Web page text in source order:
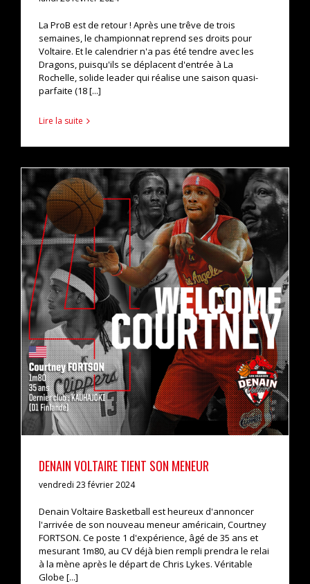
La ProB est de retour ! Après une trêve de trois
semaines, le championnat reprend ses droits pour
Voltaire. Et le calendrier n'a pas été tendre avec les
Dragons, puisqu'ils se déplacent d'entrée à La
Rochelle, solide leader qui réalise une saison quasi-
parfaite (18 [...]
Lire la suite
DENAIN VOLTAIRE TIENT SON MENEUR
actualités pro b
DENAIN VOLTAIRE TIENT SON MENEUR
vendredi 23 février 2024
Denain Voltaire Basketball est heureux d'annoncer
l'arrivée de son nouveau meneur américain, Courtney
FORTSON. Ce poste 1 d'expérience, âgé de 35 ans et
mesurant 1m80, au CV déjà bien rempli prendra le relai
à la mène après le départ de Chris Lykes. Véritable
Globe [...]